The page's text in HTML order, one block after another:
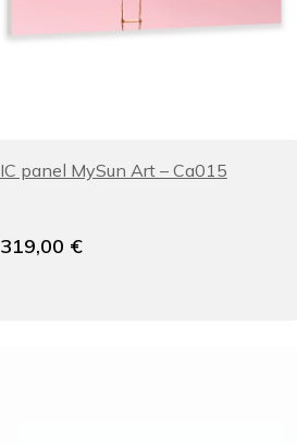
IC panel MySun Art – Ca015
319,00 €